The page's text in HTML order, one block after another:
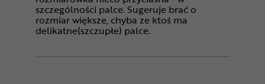
szczególności palce. Sugeruje brać o
rozmiar większe, chyba ze ktoś ma
delikatne(szczupłe) palce.